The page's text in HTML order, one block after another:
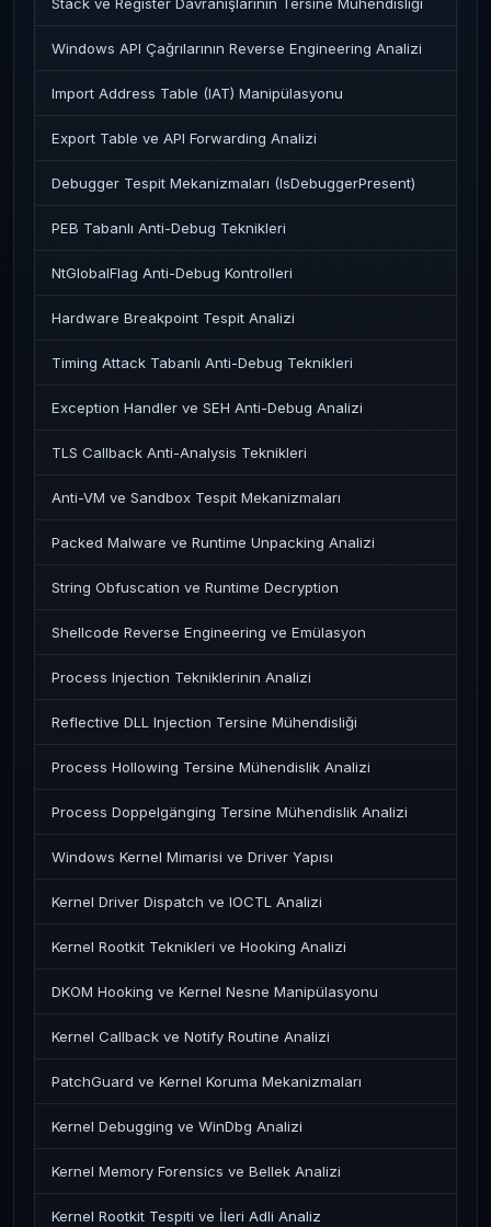
Windows API Çağrılarının Reverse Engineering Analizi
Import Address Table (IAT) Manipülasyonu
Export Table ve API Forwarding Analizi
Debugger Tespit Mekanizmaları (IsDebuggerPresent)
PEB Tabanlı Anti-Debug Teknikleri
NtGlobalFlag Anti-Debug Kontrolleri
Hardware Breakpoint Tespit Analizi
Timing Attack Tabanlı Anti-Debug Teknikleri
Exception Handler ve SEH Anti-Debug Analizi
TLS Callback Anti-Analysis Teknikleri
Anti-VM ve Sandbox Tespit Mekanizmaları
Packed Malware ve Runtime Unpacking Analizi
String Obfuscation ve Runtime Decryption
Shellcode Reverse Engineering ve Emülasyon
Process Injection Tekniklerinin Analizi
Reflective DLL Injection Tersine Mühendisliği
Process Hollowing Tersine Mühendislik Analizi
Process Doppelgänging Tersine Mühendislik Analizi
Windows Kernel Mimarisi ve Driver Yapısı
Kernel Driver Dispatch ve IOCTL Analizi
Kernel Rootkit Teknikleri ve Hooking Analizi
DKOM Hooking ve Kernel Nesne Manipülasyonu
Kernel Callback ve Notify Routine Analizi
PatchGuard ve Kernel Koruma Mekanizmaları
Kernel Debugging ve WinDbg Analizi
Kernel Memory Forensics ve Bellek Analizi
Kernel Rootkit Tespiti ve İleri Adli Analiz